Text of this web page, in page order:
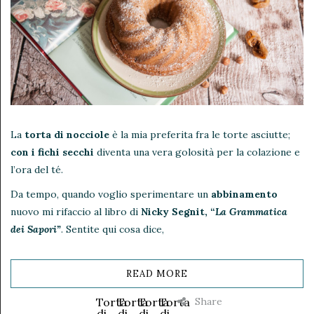
La torta di nocciole è la mia preferita fra le torte asciutte;
con i fichi secchi diventa una vera golosità per la colazione e
l’ora del té.
Da tempo, quando voglio sperimentare un abbinamento
nuovo mi rifaccio al libro di Nicky Segnit, “La Grammatica
dei Sapori”. Sentite qui cosa dice,
READ MORE
Share
TortaTortaTortaTorta